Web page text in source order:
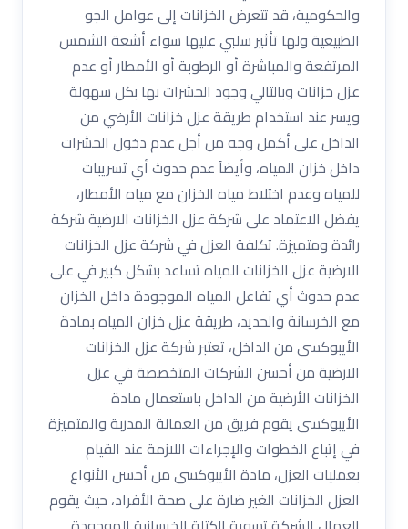
والحكومية، قد تتعرض الخزانات إلى عوامل الجو
الطبيعية ولها تأثير سلبي عليها سواء أشعة الشمس
المرتفعة والمباشرة أو الرطوبة أو الأمطار أو عدم
عزل خزانات وبالتالي وجود الحشرات بها بكل سهولة
ويسر عند استخدام طريقة عزل خزانات الأرضي من
الداخل على أكمل وجه من أجل عدم دخول الحشرات
داخل خزان المياه، وأيضاً عدم حدوث أي تسريبات
للمياه وعدم اختلاط مياه الخزان مع مياه الأمطار،
يفضل الاعتماد على شركة عزل الخزانات الارضية شركة
رائدة ومتميزة. تكلفة العزل في شركة عزل الخزانات
الارضية عزل الخزانات المياه تساعد بشكل كبير في على
عدم حدوث أي تفاعل المياه الموجودة داخل الخزان
مع الخرسانة والحديد، طريقة عزل خزان المياه بمادة
الأيبوكسى من الداخل، تعتبر شركة عزل الخزانات
الارضية من أحسن الشركات المتخصصة في عزل
الخزانات الأرضية من الداخل باستعمال مادة
الأيبوكسى يقوم فريق من العمالة المدربة والمتميزة
في إتباع الخطوات والإجراءات اللازمة عند القيام
بعمليات العزل، مادة الأيبوكسى من أحسن الأنواع
العزل الخزانات الغير ضارة على صحة الأفراد، حيث يقوم